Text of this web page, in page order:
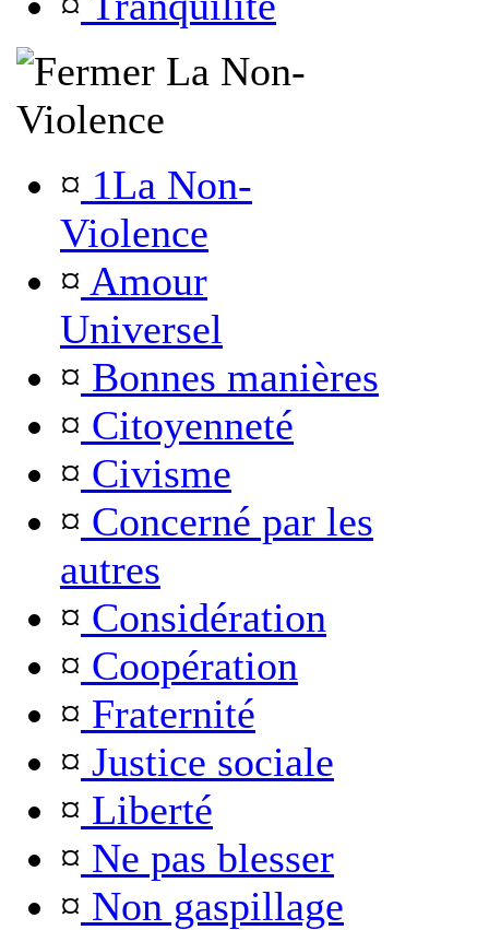
La Non-
Violence
¤ 1La Non-
Violence
¤ Amour
Universel
¤ Bonnes manières
¤ Citoyenneté
¤ Civisme
¤ Concerné par les
autres
¤ Considération
¤ Coopération
¤ Fraternité
¤ Justice sociale
¤ Liberté
¤ Ne pas blesser
¤ Non gaspillage